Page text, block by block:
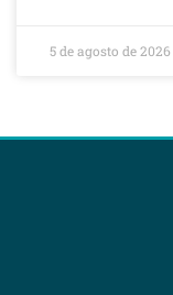
5 de agosto de 2026